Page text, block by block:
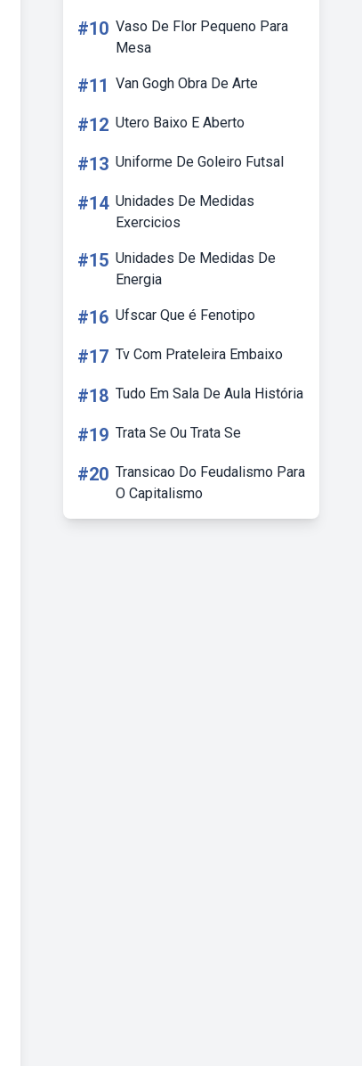
#10 Vaso De Flor Pequeno Para
Mesa
#11 Van Gogh Obra De Arte
#12 Utero Baixo E Aberto
#13 Uniforme De Goleiro Futsal
#14 Unidades De Medidas
Exercicios
#15 Unidades De Medidas De
Energia
#16 Ufscar Que é Fenotipo
#17 Tv Com Prateleira Embaixo
#18 Tudo Em Sala De Aula História
#19 Trata Se Ou Trata Se
#20 Transicao Do Feudalismo Para
O Capitalismo